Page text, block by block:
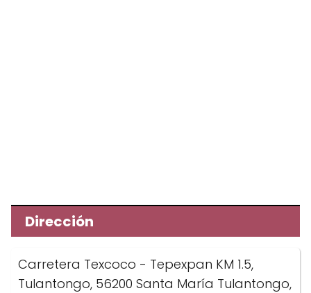
Dirección
Carretera Texcoco - Tepexpan KM 1.5,
Tulantongo, 56200 Santa María Tulantongo,